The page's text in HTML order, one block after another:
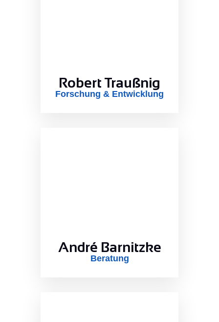
Robert Traußnig
Forschung & Entwicklung
André Barnitzke
Beratung